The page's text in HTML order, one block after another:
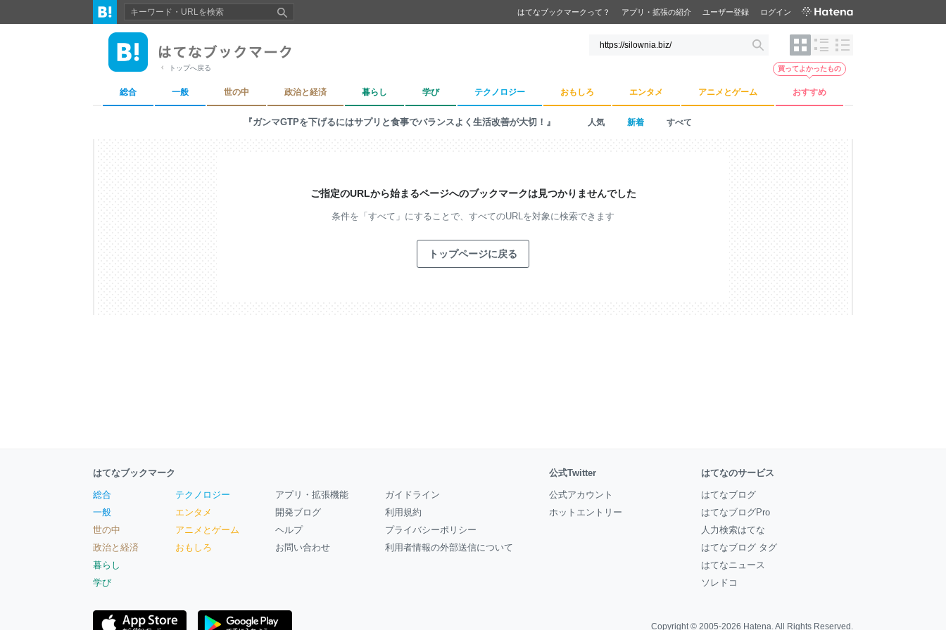
はてなブックマークって？ アプリ・拡張の紹介 ユーザー登録 ログイン
トップへ戻る
総合 一般 世の中 政治と経済 暮らし 学び テクノロジー おもしろ エンタメ アニメとゲーム おすすめ
買ってよかったもの
『ガンマGTPを下げるにはサプリと食事でバランスよく生活改善が大切！』 人気 新着 すべて
ご指定のURLから始まるページへのブックマークは見つかりませんでした
条件を「すべて」にすることで、 すべてのURLを対象に検索できます
トップページに戻る
はてなブックマーク
総合
一般
世の中
政治と経済
暮らし
学び
テクノロジー
エンタメ
アニメとゲーム
おもしろ
アプリ・拡張機能
開発ブログ
ヘルプ
お問い合わせ
ガイドライン
利用規約
プライバシーポリシー
利用者情報の外部送信について
公式Twitter
公式アカウント
ホットエントリー
はてなのサービス
はてなブログ
はてなブログPro
人力検索はてな
はてなブログ タグ
はてなニュース
ソレドコ
Copyright © 2005-2026 Hatena. All Rights Reserved.